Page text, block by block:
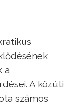
a
A közúti
számos